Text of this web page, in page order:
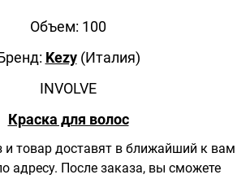
Объем: 100
Kezy (Италия)
INVOLVE
Краска для волос
и товар доставят в ближайший к вам
адресу. После заказа, вы сможете